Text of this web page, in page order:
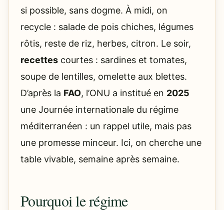
si possible, sans dogme. À midi, on
recycle : salade de pois chiches, légumes
rôtis, reste de riz, herbes, citron. Le soir,
recettes courtes : sardines et tomates,
soupe de lentilles, omelette aux blettes.
D’après la FAO, l’ONU a institué en 2025
une Journée internationale du régime
méditerranéen : un rappel utile, mais pas
une promesse minceur. Ici, on cherche une
table vivable, semaine après semaine.
Pourquoi le régime